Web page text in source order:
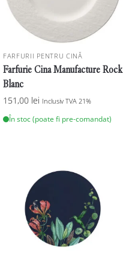
FARFURII PENTRU CINĂ
Farfurie Cina Manufacture Rock
Blanc
151,00 lei Inclusiv TVA 21%
În stoc (poate fi pre-comandat)